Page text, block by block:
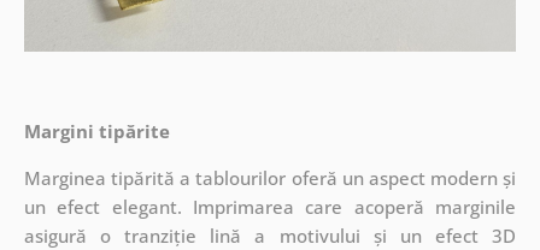
Margini tipărite
Marginea tipărită a tablourilor oferă un aspect modern și
un efect elegant. Imprimarea care acoperă marginile
asigură o tranziție lină a motivului și un efect 3D